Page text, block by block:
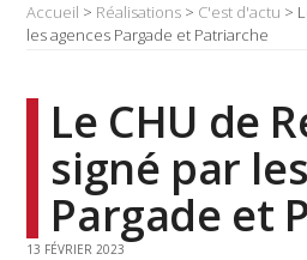
Accueil > Réalisations > C'est d'actu >
les agences Pargade et Patriarche
Le CHU de
signé par
Pargade et
13 FÉVRIER 2023